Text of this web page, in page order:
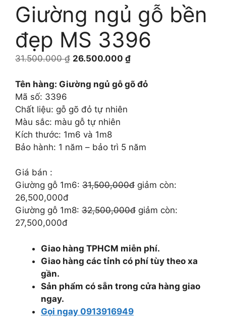
Giường ngủ gỗ bền
đẹp MS 3396
31.500.000₫ Giá
là:
26.500.000 ₫Giá
tại
Tên hàng: Giường ngủ gỗ gõ đỏ
Mã số: 3396
Chất liệu: gỗ gõ đỏ tự nhiên
Màu sắc: màu gỗ tự nhiên
Kích thước: 1m6 và 1m8
Bảo hành: 1 năm – bảo trì 5 năm
Giá bán :
Giường gỗ 1m6: 31,500,000đ giảm còn:
26,500,000đ
Giường gỗ 1m8: 32,500,000đ giảm còn:
27,500,000đ
Giao hàng TPHCM miễn phí.
Giao hàng các tỉnh có phí tùy theo xa
gần.
Sản phẩm có sẵn trong cửa hàng giao
ngay.
Gọi ngay 0913916949